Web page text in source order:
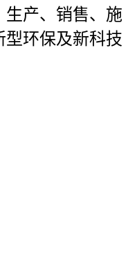
生产、销售、施
型环保及新科技